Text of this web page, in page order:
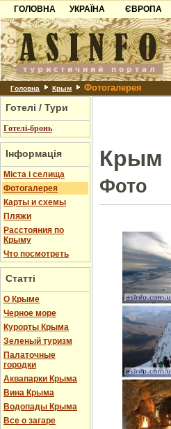
ГОЛОВНА
УКРАЇНА
Карпати
Азов
Причорноморря
Шацьк
ЄВРОПА
Чорногорія
Хорватія
Болгарія
Албанія
Головна Крым Фотогалерея
Готелі / Тури
Готелі-бронь
Інформація
Міста і селища
Фотогалерея
Карты и схемы
Пляжи
Расстояния по
Крыму
Что посмотреть
Статті
О Крыме
Черное море
Курорты Крыма
Зеленый туризм
Палаточные
городки
Аквапарки Крыма
Вина Крыма
Водопады Крыма
Все о загаре
Крым
Фото